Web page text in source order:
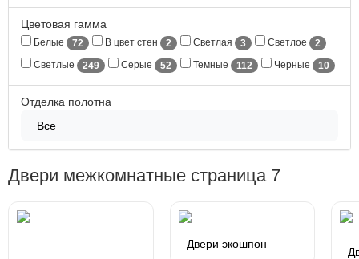
Цветовая гамма
Белые 72 В цвет стен 2 Светлая 3 Светлое
2
Светлые
249 Серые 52 Темные 112 Черные 10
Отделка полотна
Все
Двери межкомнатные страница 7
Двери экошпон